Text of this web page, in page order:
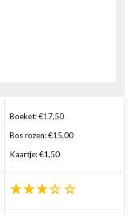
Boeket: €17,50
Bos rozen: €15,00
Kaartje: €1,50